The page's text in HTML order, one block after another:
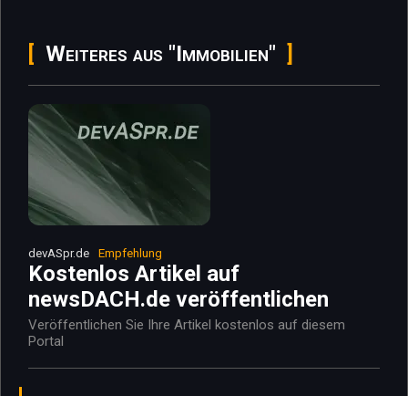
Weiteres aus "Immobilien"
devASpr.de Empfehlung
Kostenlos Artikel auf
newsDACH.de veröffentlichen
Veröffentlichen Sie Ihre Artikel kostenlos auf diesem
Portal